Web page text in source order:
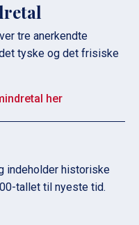
tre anerkendte
tyske og det frisiske
her
indeholder historiske
tallet til nyeste tid.